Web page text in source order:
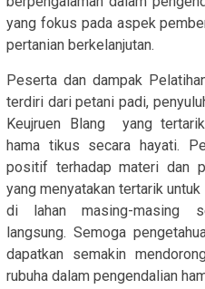
yang fokus pada aspek
pertanian berkelanjutan.
Peserta dan dampak
terdiri dari petani padi,
Keujruen Blang yang
hama tikus secara hayati.
positif terhadap materi dan
yang menyatakan tertarik
di lahan masing-masing
langsung. Semoga
dapatkan semakin
rubuha dalam pengendalian